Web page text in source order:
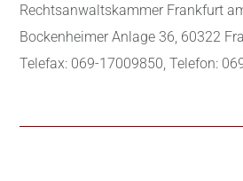
Rechtsanwaltskammer Frankfurt
Bockenheimer Anlage 36, 60322
Telefax: 069-17009850, Telefon: